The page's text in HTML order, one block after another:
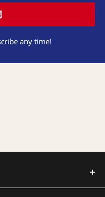
any time!
球頂尖咖啡設備品牌，